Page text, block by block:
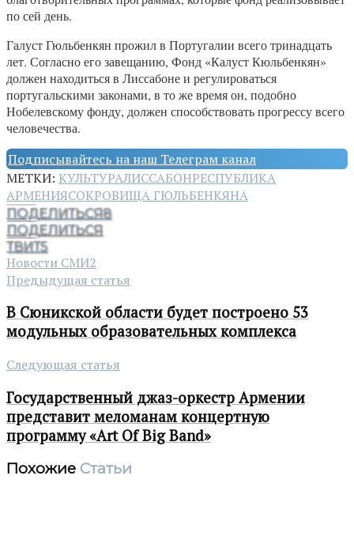
по сей день.
Галуст Гюльбенкян прожил в Португалии всего тринадцать
лет. Согласно его завещанию, Фонд «Калуст Кюльбенкян»
должен находиться в Лиссабоне и регулироваться
португальскими законами, в то же время он, подобно
Нобелевскому фонду, должен способствовать прогрессу всего
человечества.
Подписывайтесь на наш Телеграм канал
МЕТКИ: КУЛЬТУРАЛИССАБОНРЕСПУБЛИКА
АРМЕНИЯСОКРОВИЩА ГЮЛЬБЕНКЯНА
ПОДЕЛИТЬСЯ8
ПОДЕЛИТЬСЯ
ТВИТ5
Новости СМИ2
Предыдущая статья
В Сюникской области будет построено 53
модульных образовательных комплекса
Следующая статья
Государственный джаз-оркестр Армении
представит меломанам концертную
программу «Art Of Big Band»
Похожие Статьи